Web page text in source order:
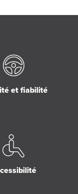
et fiabilité